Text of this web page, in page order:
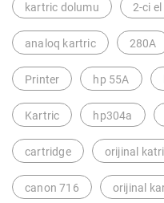
kartric dolumu 2-ci
analoq kartric 280A
Printer hp 55A
Kartric hp304a
cartridge orijinal
canon 716 orijinal